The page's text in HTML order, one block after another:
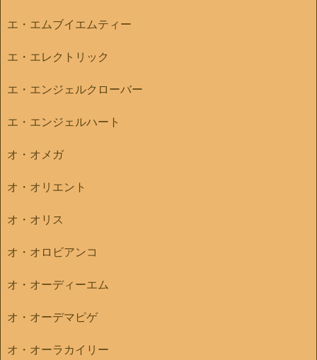
エ・エムブイエムティー
エ・エレクトリック
エ・エンジェルクローバー
エ・エンジェルハート
オ・オメガ
オ・オリエント
オ・オリス
オ・オロビアンコ
オ・オーディーエム
オ・オーデマピゲ
オ・オーラカイリー